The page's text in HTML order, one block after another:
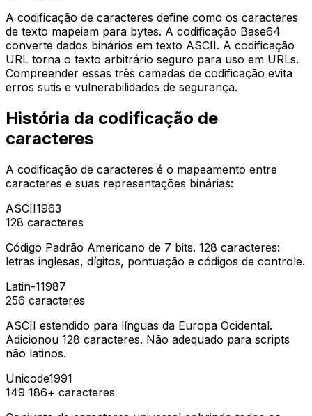
A codificação de caracteres define como os caracteres
de texto mapeiam para bytes. A codificação Base64
converte dados binários em texto ASCII. A codificação
URL torna o texto arbitrário seguro para uso em URLs.
Compreender essas três camadas de codificação evita
erros sutis e vulnerabilidades de segurança.
História da codificação de
caracteres
A codificação de caracteres é o mapeamento entre
caracteres e suas representações binárias:
ASCII1963
128 caracteres
Código Padrão Americano de 7 bits. 128 caracteres:
letras inglesas, dígitos, pontuação e códigos de controle.
Latin-11987
256 caracteres
ASCII estendido para línguas da Europa Ocidental.
Adicionou 128 caracteres. Não adequado para scripts
não latinos.
Unicode1991
149 186+ caracteres